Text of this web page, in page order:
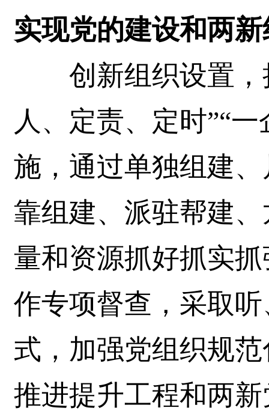
实现党的建设和两
创新组织设置，
人、定责、定时”“
施，通过单独组建
靠组建、派驻帮建
量和资源抓好抓实
作专项督查，采取
式，加强党组织规
推进提升工程和两